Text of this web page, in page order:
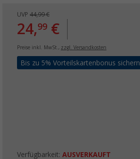
UVP 44,99 €
24,99 €
Preise inkl. MwSt., zzgl. Versandkosten
Bis zu 5% Vorteilskartenbonus sichern
Verfügbarkeit: AUSVERKAUFT